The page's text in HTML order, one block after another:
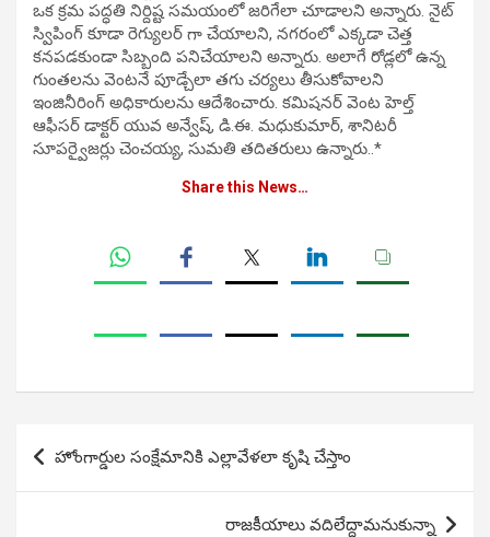
ఒక క్రమ పద్ధతి నిర్దిష్ట సమయంలో జరిగేలా చూడాలని అన్నారు. నైట్
స్విపింగ్ కూడా రెగ్యులర్ గా చేయాలని, నగరంలో ఎక్కడా చెత్త
కనపడకుండా సిబ్బంది పనిచేయాలని అన్నారు. అలాగే రోడ్లలో ఉన్న
గుంతలను వెంటనే పూడ్చేలా తగు చర్యలు తీసుకోవాలని
ఇంజినీరింగ్ అధికారులను ఆదేశించారు. కమిషనర్ వెంట హెల్త్
ఆఫీసర్ డాక్టర్ యువ అన్వేష్, డి.ఈ. మధుకుమార్, శానిటరీ
సూపర్వైజర్లు చెంచయ్య, సుమతి తదితరులు ఉన్నారు..*
Share this News…
Post
navigation
హోంగార్డుల సంక్షేమానికి ఎల్లావేళలా కృషి చేస్తాం
రాజకీయాలు వదిలేద్దామనుకున్నా